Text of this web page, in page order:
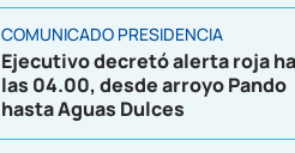
COMUNICADO PRESIDENCIA
Ejecutivo decretó alerta roja
las 04.00, desde arroyo Pando
hasta Aguas Dulces